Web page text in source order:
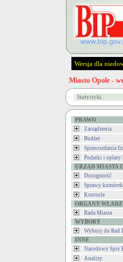
Wersja dla
Miasto Opole -
Statystyki
PRAWO
Zarządzenia
Budżet
Sprawozdania
Podatki i opłaty
URZĄD MIASTA
Dostępność
Sprawy
Kontrole
ORGANY
Rada Miasta
WYBORY
Wybory do Rad
INNE
Narodowy Spis
Analizy